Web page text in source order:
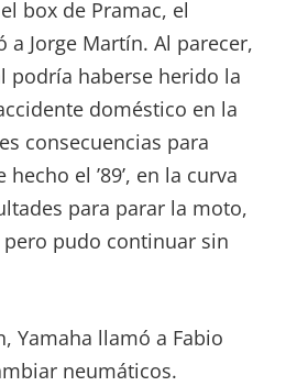
box de Pramac, el
a Jorge Martín. Al parecer,
podría haberse herido la
doméstico en la
consecuencias para
el ’89’, en la curva
para parar la moto,
pero pudo continuar sin
Yamaha llamó a Fabio
neumáticos.